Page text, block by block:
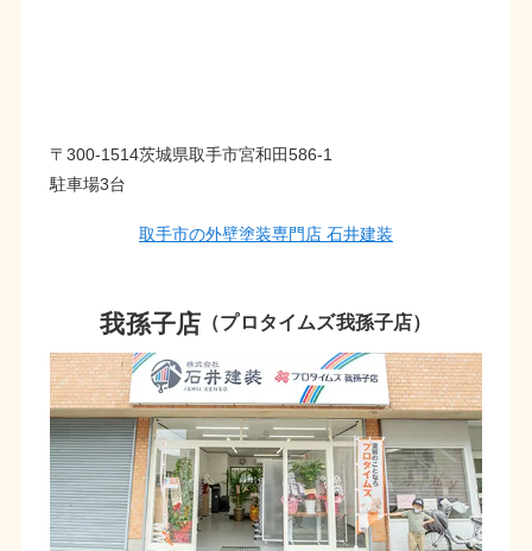
〒300-1514茨城県取手市宮和田586-1
駐車場3台
取手市の外壁塗装専門店 石井建装
我孫子店 （プロタイムズ我孫子店）